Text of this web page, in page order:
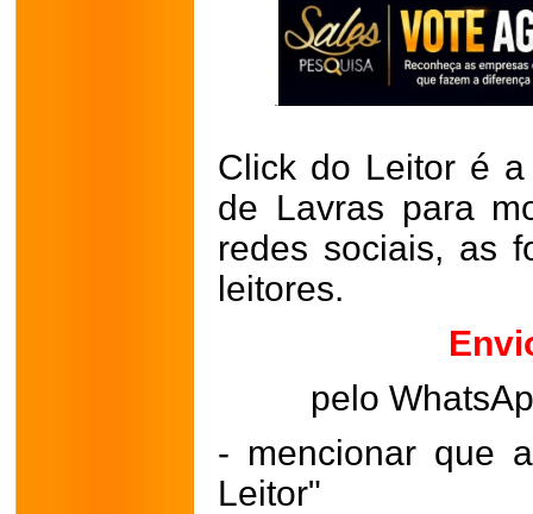
Click do Leitor é
de Lavras para
redes sociais, as
leitores.
pelo
- mencionar que
Leitor"